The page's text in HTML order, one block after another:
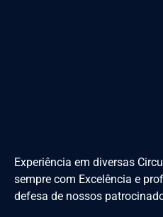
Experiência em diversas
sempre com Excelência e
defesa de nossos